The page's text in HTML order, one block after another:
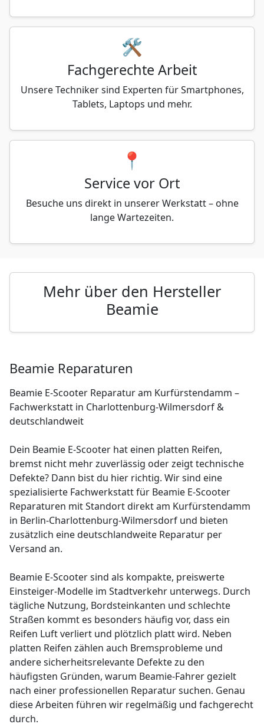
🛠️
Fachgerechte Arbeit
Unsere Techniker sind Experten für Smartphones,
Tablets, Laptops und mehr.
📍
Service vor Ort
Besuche uns direkt in unserer Werkstatt – ohne
lange Wartezeiten.
Mehr über den Hersteller
Beamie
Beamie Reparaturen
Beamie E-Scooter Reparatur am Kurfürstendamm –
Fachwerkstatt in Charlottenburg-Wilmersdorf &
deutschlandweit
Dein Beamie E-Scooter hat einen platten Reifen,
bremst nicht mehr zuverlässig oder zeigt technische
Defekte? Dann bist du hier richtig. Wir sind eine
spezialisierte Fachwerkstatt für Beamie E-Scooter
Reparaturen mit Standort direkt am Kurfürstendamm
in Berlin-Charlottenburg-Wilmersdorf und bieten
zusätzlich eine deutschlandweite Reparatur per
Versand an.
Beamie E-Scooter sind als kompakte, preiswerte
Einsteiger-Modelle im Stadtverkehr unterwegs. Durch
tägliche Nutzung, Bordsteinkanten und schlechte
Straßen kommt es besonders häufig vor, dass ein
Reifen Luft verliert und plötzlich platt wird. Neben
platten Reifen zählen auch Bremsprobleme und
andere sicherheitsrelevante Defekte zu den
häufigsten Gründen, warum Beamie-Fahrer gezielt
nach einer professionellen Reparatur suchen. Genau
diese Arbeiten führen wir regelmäßig und fachgerecht
durch.